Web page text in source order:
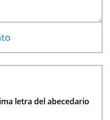
letra del abecedario